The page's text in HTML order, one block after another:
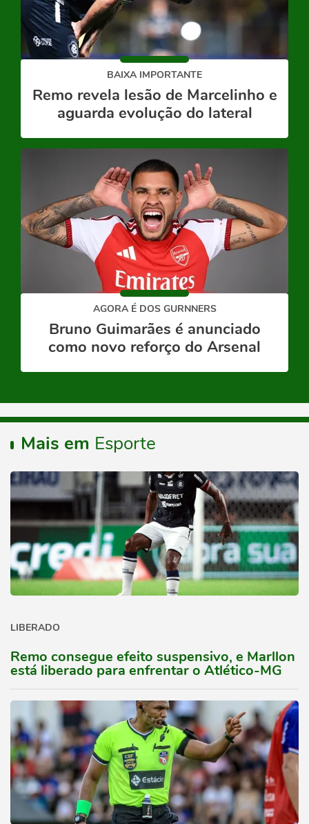
BAIXA IMPORTANTE
Remo revela lesão de Marcelinho e
aguarda evolução do lateral
AGORA É DOS GURNNERS
Bruno Guimarães é anunciado
como novo reforço do Arsenal
Mais em Esporte
LIBERADO
Remo consegue efeito suspensivo, e Marllon
está liberado para enfrentar o Atlético-MG